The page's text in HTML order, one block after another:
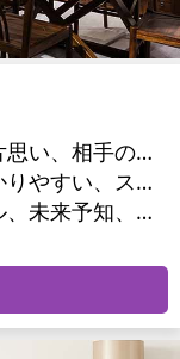
恋愛成就、出会い・片思い、相手の気持ち、相性、結婚、男心・女心、二人の今後、複雑な恋愛、三角関係、略奪愛、浮気、不倫、復活愛、復縁、離婚、同性愛・LGBT、人間関係、職場の人間関係、対人関係、仕事運、適職、天職、転職、進路、就職、人生全般、使命、経営相談、人事、開業、夢、目標、ビジネスチャンス、ビジネスパートナー、パワーハラスメント、家族関係、夫婦関係、家庭問題、夫婦問題、シングルマザー、ストレス、いじめ、人生相談、ペットの気持ち、引越し・転居、方位、開運指導、健康運、金運、金銭トラブル、ご近所問題
はっきり言う、わかりやすい、スピード鑑定、簡潔、具体的、的確、納得感、友達のように相談できる、聞き上手、とても話しやすい、じっくり聞いてくれる、勇気をくれる、前向き・元気になれる
霊感・スピリチュアル、未来予知、チャネリング、タロット、九星気学、占星術、カラー診断、易学、陰陽五行、手相、人相(顔相)、祈願、オリジナル占術